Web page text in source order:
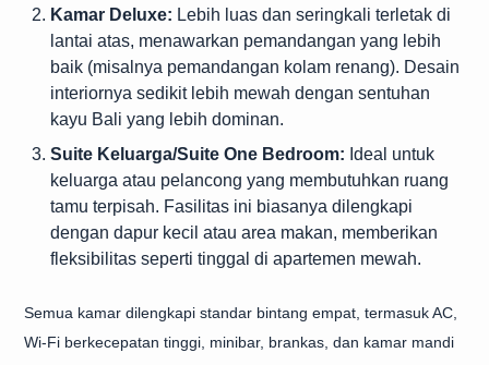
Kamar Deluxe: Lebih luas dan seringkali terletak di
lantai atas, menawarkan pemandangan yang lebih
baik (misalnya pemandangan kolam renang). Desain
interiornya sedikit lebih mewah dengan sentuhan
kayu Bali yang lebih dominan.
Suite Keluarga/Suite One Bedroom: Ideal untuk
keluarga atau pelancong yang membutuhkan ruang
tamu terpisah. Fasilitas ini biasanya dilengkapi
dengan dapur kecil atau area makan, memberikan
fleksibilitas seperti tinggal di apartemen mewah.
Semua kamar dilengkapi standar bintang empat, termasuk AC,
Wi-Fi berkecepatan tinggi, minibar, brankas, dan kamar mandi